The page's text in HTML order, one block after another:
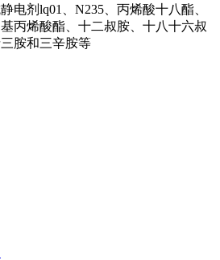
电剂lq01、N235、丙烯酸十八酯、
丙烯酸酯、十二叔胺、十八十六叔
胺和三辛胺等